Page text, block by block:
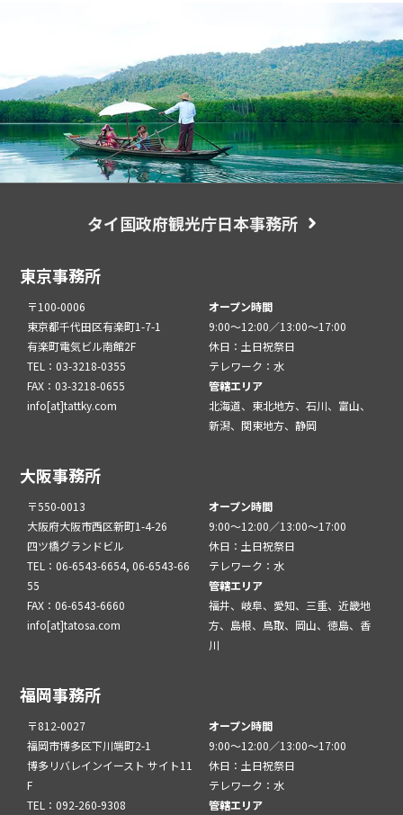
タイ国政府観光庁日本事務所
東京事務所
〒100-0006
東京都千代田区有楽町1-7-1
有楽町電気ビル南館2F
TEL：03-3218-0355
FAX：03-3218-0655
info[at]tattky.com
オープン時間
9:00～12:00／13:00～17:00
休日：土日祝祭日
テレワーク：水
管轄エリア
北海道、東北地方、石川、富山、
新潟、関東地方、静岡
大阪事務所
〒550-0013
大阪府大阪市西区新町1-4-26
四ツ橋グランドビル
TEL：06-6543-6654, 06-6543-66
55
FAX：06-6543-6660
info[at]tatosa.com
オープン時間
9:00～12:00／13:00～17:00
休日：土日祝祭日
テレワーク：水
管轄エリア
福井、岐阜、愛知、三重、近畿地
方、島根、鳥取、岡山、徳島、香
川
福岡事務所
〒812-0027
福岡市博多区下川端町2-1
博多リバレインイースト サイト11
F
TEL：092-260-9308
オープン時間
9:00～12:00／13:00～17:00
休日：土日祝祭日
テレワーク：水
管轄エリア